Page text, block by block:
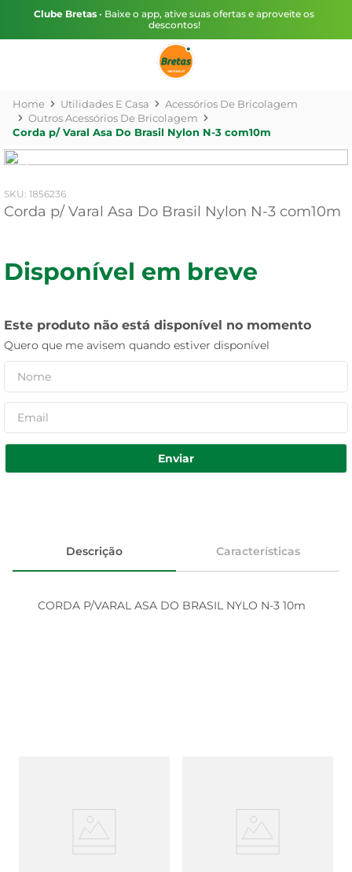
Clube Bretas • Baixe o app, ative suas ofertas e aproveite os
descontos!
Utilidades E Casa
Acessórios De Bricolagem
Outros Acessórios De Bricolagem
Corda p/ Varal Asa Do Brasil Nylon N-3 com10m
: 1856236
Corda p/ Varal Asa Do Brasil Nylon N-3 com10m
Disponível em breve
Este produto não está disponível no momento
Quero que me avisem quando estiver disponível
Enviar
Descrição Características
CORDA P/VARAL ASA DO BRASIL NYLO N-3 10m